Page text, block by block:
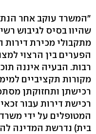
"המשרד עוקב אחר
שהיוו בסיס לגיבוש
מתקבולי מכירת דירות
הפערים בין הרצוי
רבות. הבעיה איננה
מקורות תקציביים
רכישתן ותחזוקתן
רכישת דירות עבור
בית) נדרשת המדינה להקצות 35